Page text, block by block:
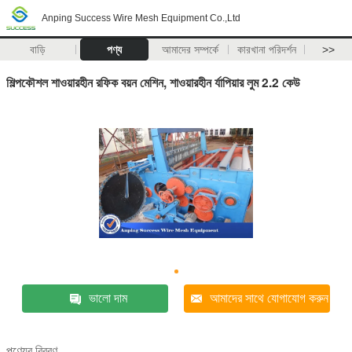
Anping Success Wire Mesh Equipment Co.,Ltd
বাড়ি পণ্য আমাদের সম্পর্কে কারখানা পরিদর্শন >>
শিল্পকৌশল শাওয়ারহীন রফিক বয়ন মেশিন, শাওয়ারহীন র্যাপিয়ার লুম 2.2 কেউ
ভালো দাম আমাদের সাথে যোগাযোগ করুন